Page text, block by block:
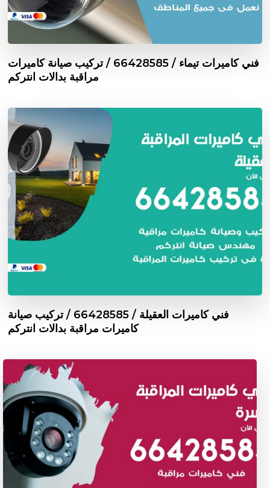
فني كاميرات تيماء / 66428585 / تركيب صيانة كاميرات
مراقبة بدالات انتركم
فني كاميرات العقيلة / 66428585 / تركيب صيانة
كاميرات مراقبة بدالات انتركم